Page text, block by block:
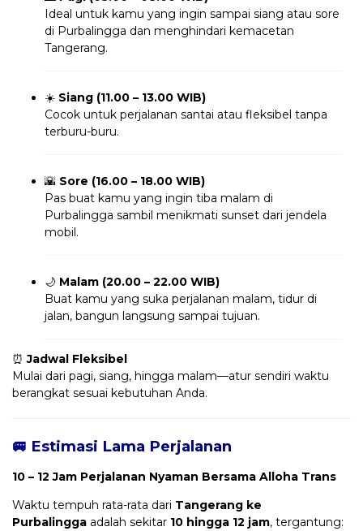
Ideal untuk kamu yang ingin sampai siang atau sore
di Purbalingga dan menghindari kemacetan
Tangerang.
☀️ Siang (11.00 – 13.00 WIB)
Cocok untuk perjalanan santai atau fleksibel tanpa
terburu-buru.
🌇 Sore (16.00 – 18.00 WIB)
Pas buat kamu yang ingin tiba malam di
Purbalingga sambil menikmati sunset dari jendela
mobil.
🌙 Malam (20.00 – 22.00 WIB)
Buat kamu yang suka perjalanan malam, tidur di
jalan, bangun langsung sampai tujuan.
⏰Jadwal Fleksibel
Mulai dari pagi, siang, hingga malam—atur sendiri waktu
berangkat sesuai kebutuhan Anda.
🚐 Estimasi Lama Perjalanan
10 – 12 Jam Perjalanan Nyaman Bersama Alloha Trans
Waktu tempuh rata-rata dari Tangerang ke
Purbalingga adalah sekitar 10 hingga 12 jam, tergantung: